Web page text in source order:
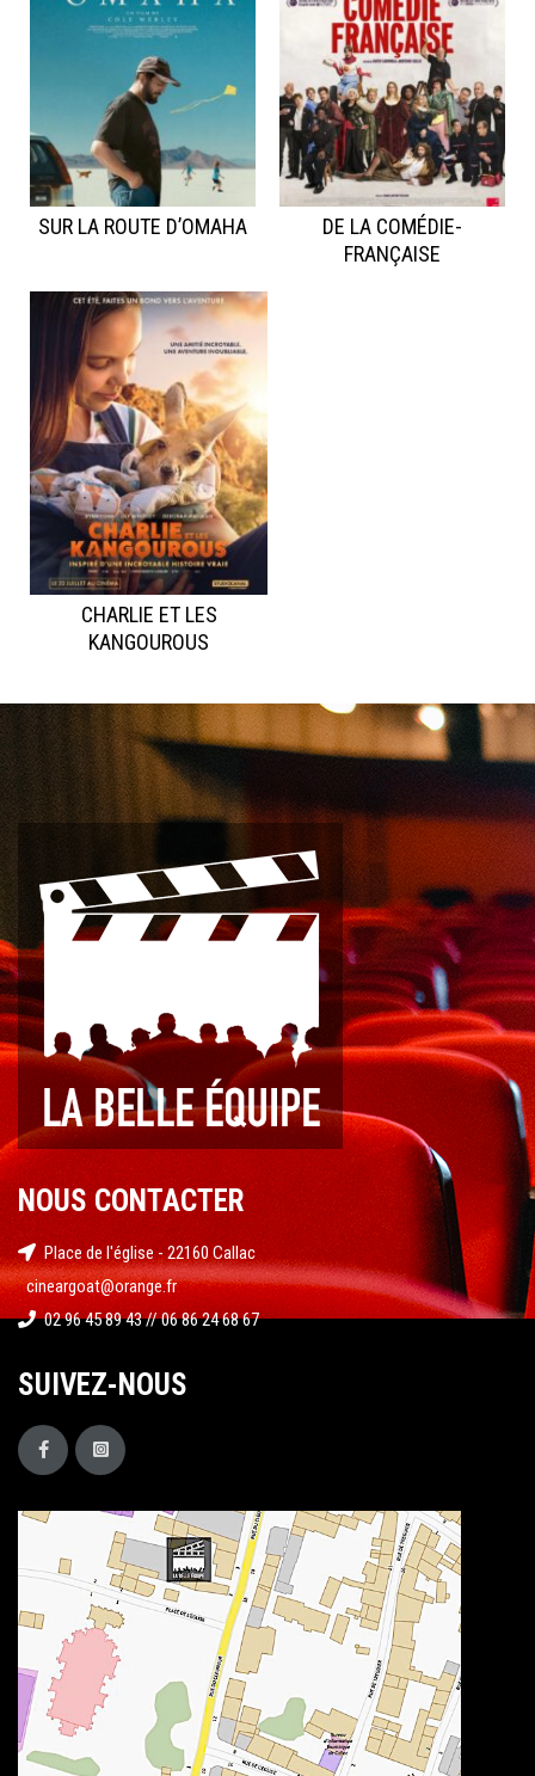
SUR LA ROUTE D’OMAHA
DE LA COMÉDIE-
FRANÇAISE
CHARLIE ET LES
KANGOUROUS
NOUS CONTACTER
Place de l'église - 22160 Callac
cineargoat@orange.fr
02 96 45 89 43 // 06 86 24 68 67
SUIVEZ-NOUS